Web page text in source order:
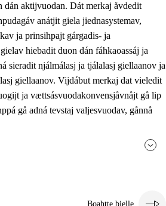
ja åvddånibme
hárráj
dán aktijvuodan. Dát merkaj åvdedit
anátjit giela jiednasystemav,
ja prinsihpajt gárgadis- ja
hiebadit duon dán fáhkaoassáj ja
sieradit njálmálasj ja tjálalasj giellaanov ja
giellaanov. Vijdábut merkaj dat vieledit
ja vættsásvuodakonvensjåvnåjt gå lip
gå adná tevstaj valjesvuodav, gånnå
Boahtte bielle